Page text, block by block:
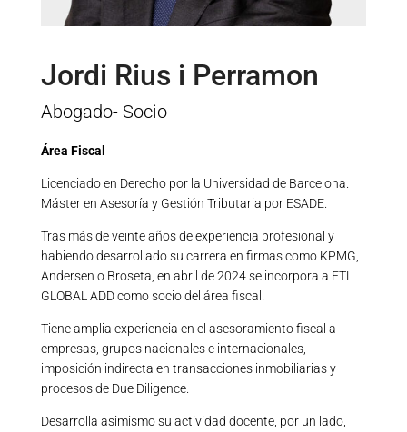
Jordi Rius i Perramon
Abogado- Socio
Área Fiscal
Licenciado en Derecho por la Universidad de Barcelona.
Máster en Asesoría y Gestión Tributaria por ESADE.
Tras más de veinte años de experiencia profesional y
habiendo desarrollado su carrera en firmas como KPMG,
Andersen o Broseta, en abril de 2024 se incorpora a ETL
GLOBAL ADD como socio del área fiscal.
Tiene amplia experiencia en el asesoramiento fiscal a
empresas, grupos nacionales e internacionales,
imposición indirecta en transacciones inmobiliarias y
procesos de Due Diligence.
Desarrolla asimismo su actividad docente, por un lado,